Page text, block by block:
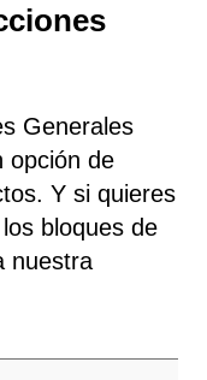
Generales
opción de
Y si quieres
bloques de
nuestra